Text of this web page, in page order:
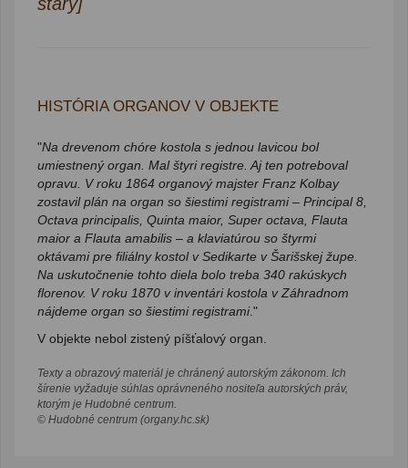
HISTÓRIA ORGANOV V OBJEKTE
"Na drevenom chóre kostola s jednou lavicou bol
umiestnený organ. Mal štyri registre. Aj ten potreboval
opravu. V roku 1864 organový majster Franz Kolbay
zostavil plán na organ so šiestimi registrami – Principal 8,
Octava principalis, Quinta maior, Super octava, Flauta
maior a Flauta amabilis – a klaviatúrou so štyrmi
oktávami pre filiálny kostol v Sedikarte v Šarišskej župe.
Na uskutočnenie tohto diela bolo treba 340 rakúskych
florenov. V roku 1870 v inventári kostola v Záhradnom
nájdeme organ so šiestimi registrami."
V objekte nebol zistený píšťalový organ.
Texty a obrazový materiál je chránený autorským zákonom. Ich
šírenie vyžaduje súhlas oprávneného nositeľa autorských práv,
ktorým je Hudobné centrum.
© Hudobné centrum (organy.hc.sk)